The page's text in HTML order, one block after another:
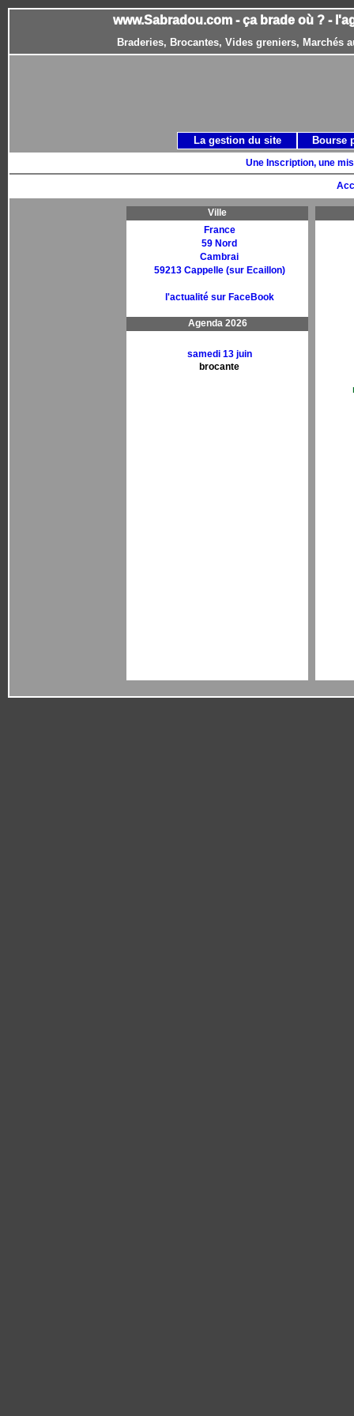
www.Sabradou.com - ça brade où ? -
Braderies, Brocantes, Vides greniers, Marchés
Une Inscription, une
Ville
France
59 Nord
Cambrai
59213 Cappelle (sur Ecaillon)
l'actualité sur FaceBook
Agenda 2026
samedi 13 juin
brocante
La gestion du site Bourse